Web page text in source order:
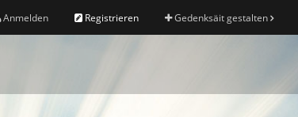
Anmelden Registrieren Gedenksäit gestalten